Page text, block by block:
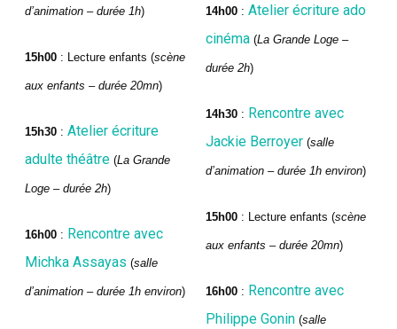
d’animation – durée 1h)
15h00 : Lecture enfants (scène
aux enfants – durée 20mn)
15h30 : Atelier écriture
adulte théâtre(La Grande
Loge – durée 2h)
16h00 : Rencontre avec
Michka Assayas (salle
d’animation – durée 1h environ)
14h00 : Atelier écriture ado
cinéma (La Grande Loge –
durée 2h)
14h30 : Rencontre avec
Jackie Berroyer (salle
d’animation – durée 1h environ)
15h00 : Lecture enfants (scène
aux enfants – durée 20mn)
16h00 : Rencontre avec
Philippe Gonin (salle